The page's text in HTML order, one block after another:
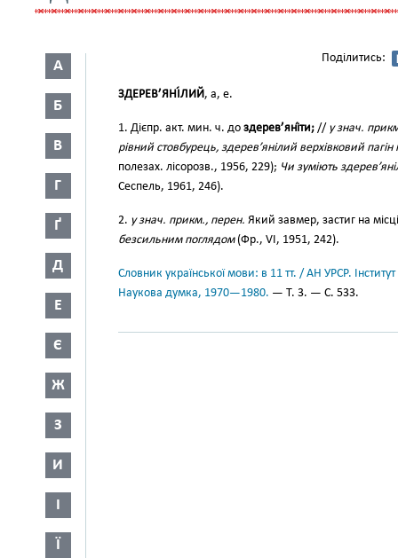
А
Б
В
Г
Ґ
Д
Е
Є
Ж
З
И
І
Ї
Поділитись:
ЗДЕРЕВ’ЯНІ́ЛИЙ, а, е.
1. Дієпр. акт. мин. ч. до здерев’яні́ти; // у знач.
рівний стовбурець, здерев’янілий верхівковий
полезах. лісорозв., 1956, 229); Чи зуміють
Сеспель, 1961, 246).
2. у знач. прикм., перен. Який завмер, застиг на
безсильним поглядом(Фр., VI, 1951, 242).
Словник української мови: в 11 тт. / АН УРСР.
Наукова думка, 1970—1980. — Т. 3. — С. 533.